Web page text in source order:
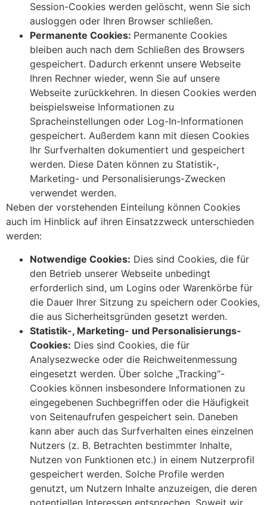
Session-Cookies werden gelöscht, wenn Sie sich
ausloggen oder Ihren Browser schließen.
Permanente Cookies: Permanente Cookies
bleiben auch nach dem Schließen des Browsers
gespeichert. Dadurch erkennt unsere Webseite
Ihren Rechner wieder, wenn Sie auf unsere
Webseite zurückkehren. In diesen Cookies werden
beispielsweise Informationen zu
Spracheinstellungen oder Log-In-Informationen
gespeichert. Außerdem kann mit diesen Cookies
Ihr Surfverhalten dokumentiert und gespeichert
werden. Diese Daten können zu Statistik-,
Marketing- und Personalisierungs-Zwecken
verwendet werden.
Neben der vorstehenden Einteilung können Cookies
auch im Hinblick auf ihren Einsatzzweck unterschieden
werden:
Notwendige Cookies: Dies sind Cookies, die für
den Betrieb unserer Webseite unbedingt
erforderlich sind, um Logins oder Warenkörbe für
die Dauer Ihrer Sitzung zu speichern oder Cookies,
die aus Sicherheitsgründen gesetzt werden.
Statistik-, Marketing- und Personalisierungs-
Cookies: Dies sind Cookies, die für
Analysezwecke oder die Reichweitenmessung
eingesetzt werden. Über solche „Tracking“-
Cookies können insbesondere Informationen zu
eingegebenen Suchbegriffen oder die Häufigkeit
von Seitenaufrufen gespeichert sein. Daneben
kann aber auch das Surfverhalten eines einzelnen
Nutzers (z. B. Betrachten bestimmter Inhalte,
Nutzen von Funktionen etc.) in einem Nutzerprofil
gespeichert werden. Solche Profile werden
genutzt, um Nutzern Inhalte anzuzeigen, die deren
potentiellen Interessen entsprechen. Soweit wir